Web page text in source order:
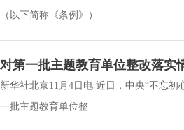
（以下简称《条例》）
对第一批主题教育单位整改落实
新华社北京11月4日电 近日，中央“不忘
一批主题教育单位整